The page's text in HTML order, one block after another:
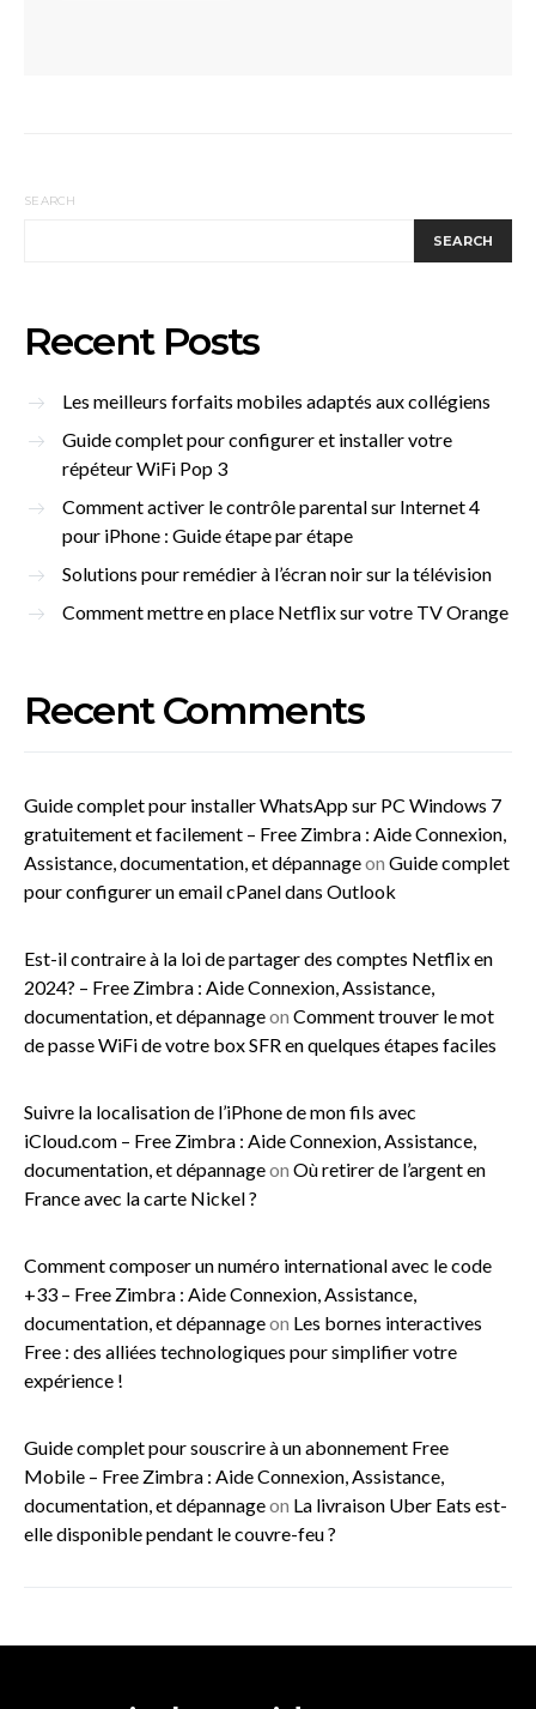
SEARCH
SEARCH
Recent Posts
Les meilleurs forfaits mobiles adaptés aux collégiens
Guide complet pour configurer et installer votre
répéteur WiFi Pop 3
Comment activer le contrôle parental sur Internet 4
pour iPhone : Guide étape par étape
Solutions pour remédier à l’écran noir sur la télévision
Comment mettre en place Netflix sur votre TV Orange
Recent Comments
Guide complet pour installer WhatsApp sur PC Windows 7
gratuitement et facilement – Free Zimbra : Aide Connexion,
Assistance, documentation, et dépannageon Guide complet
pour configurer un email cPanel dans Outlook
Est-il contraire à la loi de partager des comptes Netflix en
2024? – Free Zimbra : Aide Connexion, Assistance,
documentation, et dépannageon Comment trouver le mot
de passe WiFi de votre box SFR en quelques étapes faciles
Suivre la localisation de l’iPhone de mon fils avec
iCloud.com – Free Zimbra : Aide Connexion, Assistance,
documentation, et dépannageon Où retirer de l’argent en
France avec la carte Nickel ?
Comment composer un numéro international avec le code
+33 – Free Zimbra : Aide Connexion, Assistance,
documentation, et dépannageon Les bornes interactives
Free : des alliées technologiques pour simplifier votre
expérience !
Guide complet pour souscrire à un abonnement Free
Mobile – Free Zimbra : Aide Connexion, Assistance,
documentation, et dépannageon La livraison Uber Eats est-
elle disponible pendant le couvre-feu ?